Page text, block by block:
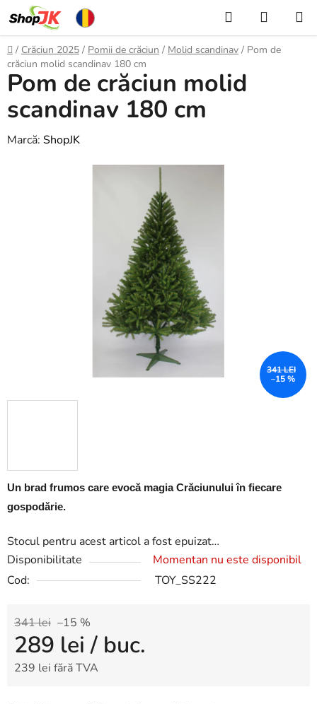
conținut
Căutare
DE
Acasă
/ Crăciun 2025 / Pomii de crăciun / Molid scandinav / Pom de
crăciun molid scandinav 180 cm
Un brad frumos care evocă magia Crăciunului în fiecare
gospodărie.
Stocul pentru acest articol a fost epuizat…
Disponibilitate
Momentan nu este disponibil
Cod:
TOY_SS222
341 lei –15 %
289 lei/ buc.
239 lei fără TVA
Pom de crăciun molid
scandinav 180 cm
Marcă: ShopJK
341 LEI
–15 %